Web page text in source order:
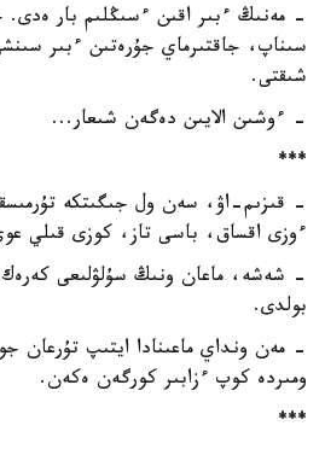
- مەنىڭ ءبىر اقىن ءسىڭلىم بار ەدى.
سىناپ، جاقتىرماي جۇرەتىن ءبىر
شىقتى.
- ءوشىن الايىن دەگەن شىعار...
***
- قىزىم-اۋ، سەن ول جىگىتكە
ءوزى اقساق، باسى تاز، كوزى قىلي
- شەشە، ماعان ونىڭ سۇلۋلىعى
بولدى.
- مەن ونداي ماعىنادا ايتىپ تۇرعان
ومىردە كوپ ءزابىر كورگەن ەكەن.
***